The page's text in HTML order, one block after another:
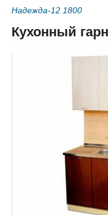
Надежда-12 1800
Кухонный